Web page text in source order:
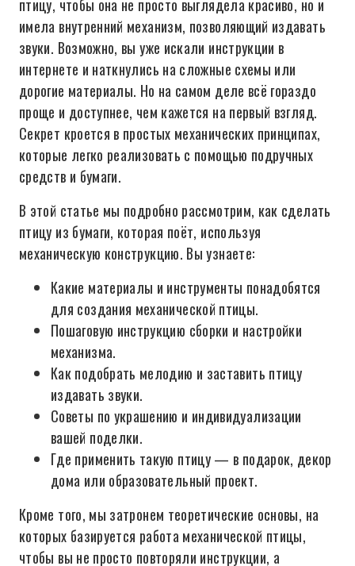
птицу, чтобы она не просто выглядела красиво, но и
имела внутренний механизм, позволяющий издавать
звуки. Возможно, вы уже искали инструкции в
интернете и наткнулись на сложные схемы или
дорогие материалы. Но на самом деле всё гораздо
проще и доступнее, чем кажется на первый взгляд.
Секрет кроется в простых механических принципах,
которые легко реализовать с помощью подручных
средств и бумаги.
В этой статье мы подробно рассмотрим, как сделать
птицу из бумаги, которая поёт, используя
механическую конструкцию. Вы узнаете:
Какие материалы и инструменты понадобятся
для создания механической птицы.
Пошаговую инструкцию сборки и настройки
механизма.
Как подобрать мелодию и заставить птицу
издавать звуки.
Советы по украшению и индивидуализации
вашей поделки.
Где применить такую птицу — в подарок, декор
дома или образовательный проект.
Кроме того, мы затронем теоретические основы, на
которых базируется работа механической птицы,
чтобы вы не просто повторяли инструкции, а